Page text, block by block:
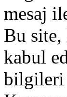
mesaj
Bu site,
kabul
bilgileri